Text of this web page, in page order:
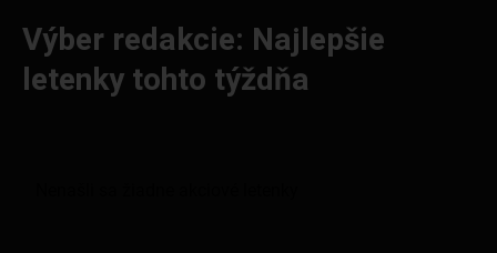
Výber redakcie: Najlepšie
letenky tohto týždňa